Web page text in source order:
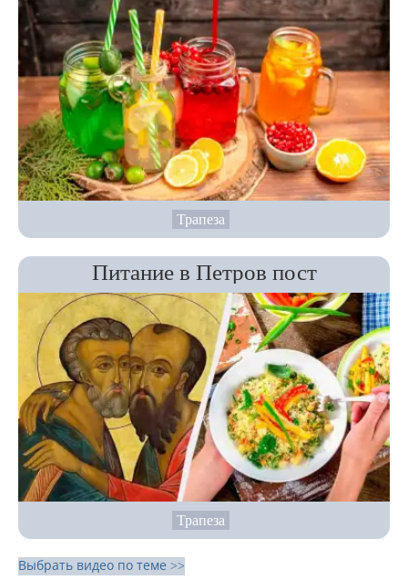
Трапеза
Питание в Петров пост
Трапеза
Выбрать видео по теме >>